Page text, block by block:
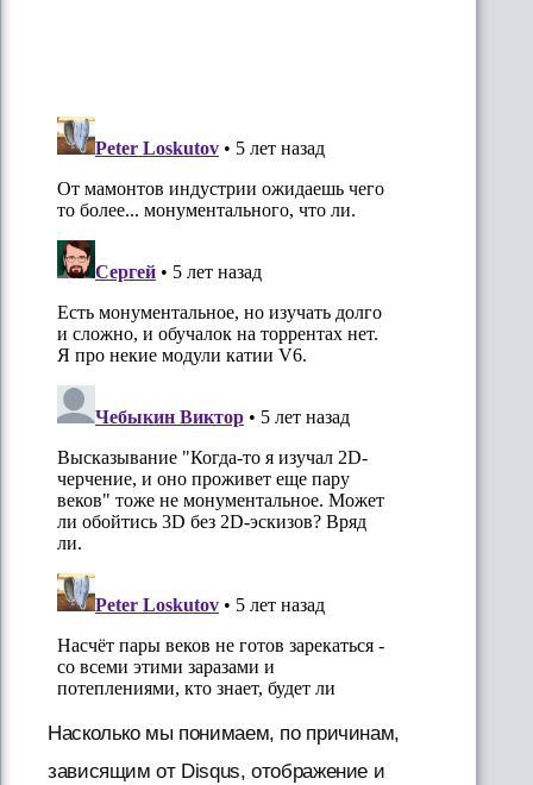
Насколько мы понимаем, по причинам,
зависящим от Disqus, отображение и